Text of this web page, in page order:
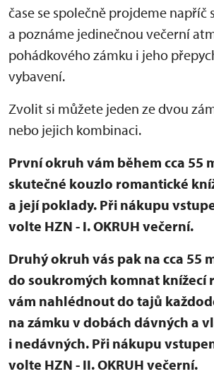
čase se společně projdeme napříč
a poznáme jedinečnou večerní
pohádkového zámku i jeho
vybavení.
Zvolit si můžete jeden ze dvou
nebo jejich kombinaci.
První okruh vám během cca 55
skutečné kouzlo romantické
a její poklady. Při nákupu
volte HZN - I. OKRUH večerní.
Druhý okruh vás pak na cca 55
do soukromých komnat knížecí
vám nahlédnout do tajů
na zámku v dobách dávných a
i nedávných. Při nákupu
volte HZN - II. OKRUH večerní.